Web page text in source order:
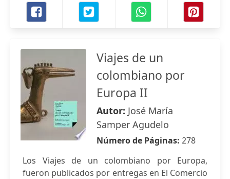
Viajes de un
colombiano por
Europa II
Autor: José María
Samper Agudelo
Número de Páginas: 278
Los Viajes de un colombiano por Europa,
fueron publicados por entregas en El Comercio